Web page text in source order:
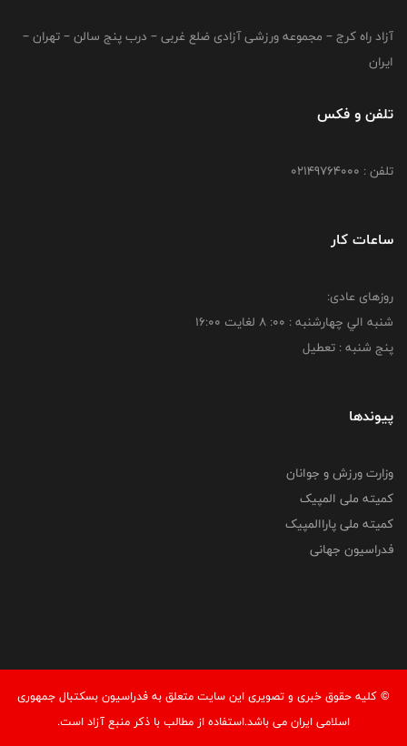
آزاد راه کرج – مجموعه ورزشی آزادی ضلع غربی – درب پنج سالن – تهران –
ایران
تلفن و فکس
تلفن : 02149764000
ساعات کار
روزهای عادی:
شنبه الي چهارشنبه : 00: 8 لغايت 16:00
پنج شنبه : تعطیل
پیوندها
وزارت ورزش و جوانان
کمیته ملی المپیک
کمیته ملی پاراالمپیک
فدراسیون جهانی
© کليه حقوق خبری و تصويری اين سايت متعلق به فدراسیون بسکتبال جمهوری
اسلامی ایران می باشد.استفاده از مطالب با ذكر منبع آزاد است.